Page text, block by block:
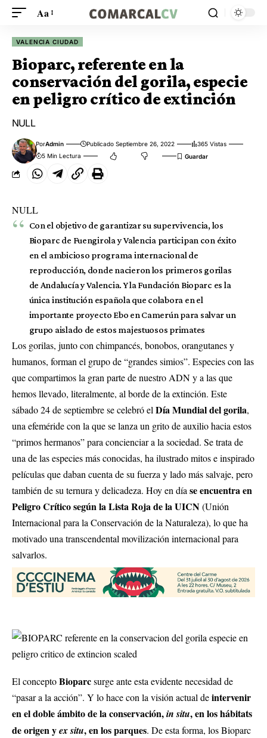
Aa
VALENCIA CIUDAD
Bioparc, referente en la
conservación del gorila, especie
en peligro crítico de extinción
NULL
PorAdmin Publicado Septiembre 26, 2022
365 Vistas
5 Min Lectura
NULL
Con el objetivo de garantizar su supervivencia, los
Bioparc de Fuengirola y Valencia participan con éxito
en el ambicioso programa internacional de
reproducción, donde nacieron los primeros gorilas
de Andalucía y Valencia. Y la Fundación Bioparc es la
única institución española que colabora en el
importante proyecto Ebo en Camerún para salvar un
grupo aislado de estos majestuosos primates
Los gorilas, junto con chimpancés, bonobos, orangutanes y
humanos, forman el grupo de “grandes simios”. Especies con las
que compartimos la gran parte de nuestro ADN y a las que
hemos llevado, literalmente, al borde de la extinción. Este
sábado 24 de septiembre se celebró el Día Mundial del gorila,
una efeméride con la quese lanza un grito de auxilio hacia estos
“primos hermanos” para concienciar a la sociedad. Se trata de
una de las especies más conocidas, ha ilustrado mitos e inspirado
películas que daban cuenta de su fuerza y lado más salvaje, pero
también de su ternura y delicadeza. Hoy en día se encuentra en
Peligro Crítico según la Lista Roja de la UICN(Unión
Internacional para la Conservación de la Naturaleza), lo que ha
motivado una transcendental movilización internacional para
salvarlos.
El conceptoBioparcsurge ante esta evidente necesidad de
“pasar a la acción”. Y lo hace con la visión actual deintervenir
en el doble ámbito de la conservación,in situ, en los hábitats
de origen yex situ, en los parques. De esta forma, los Bioparc